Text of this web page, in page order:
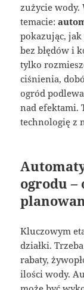
zużycie
temacie:
pokazując, jak
bez błędów i
tylko
ciśnienia,
ogród
nad efektami.
technologię z
ogrodu –
Kluczowym
działki.
rabaty,
ilości wody.